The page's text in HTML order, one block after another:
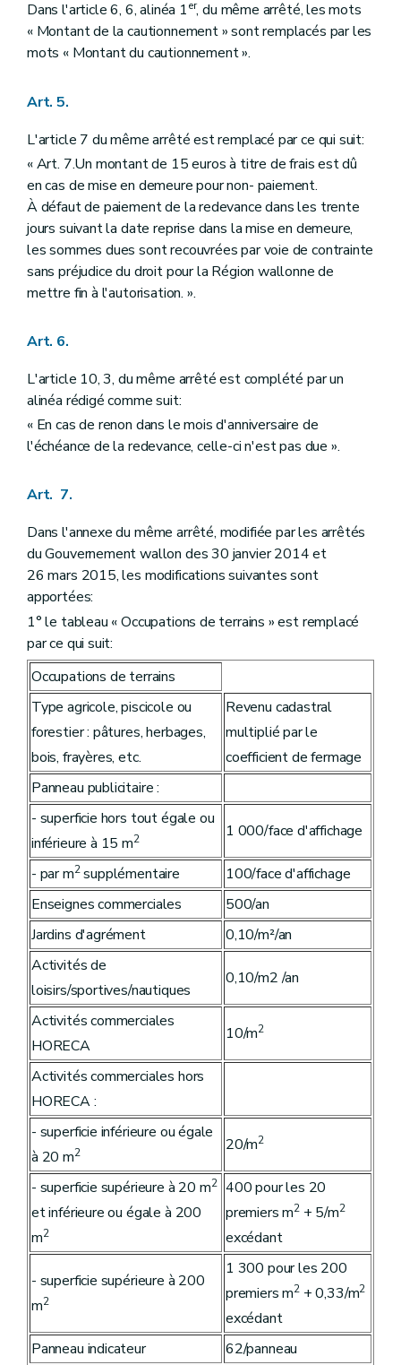
Dans l'article 6, 6, alinéa 1er, du même arrêté, les mots
« Montant de la cautionnement » sont remplacés par les
mots « Montant du cautionnement ».
Art. 5.
L'article 7 du même arrêté est remplacé par ce qui suit:
« Art. 7.Un montant de 15 euros à titre de frais est dû
en cas de mise en demeure pour non- paiement.
À défaut de paiement de la redevance dans les trente
jours suivant la date reprise dans la mise en demeure,
les sommes dues sont recouvrées par voie de contrainte
sans préjudice du droit pour la Région wallonne de
mettre fin à l'autorisation. ».
Art. 6.
L'article 10, 3, du même arrêté est complété par un
alinéa rédigé comme suit:
« En cas de renon dans le mois d'anniversaire de
l'échéance de la redevance, celle-ci n'est pas due ».
Art. 7.
Dans l'annexe du même arrêté, modifiée par les arrêtés
du Gouvernement wallon des 30 janvier 2014 et
26 mars 2015, les modifications suivantes sont
apportées:
1° le tableau « Occupations de terrains » est remplacé
par ce qui suit:
Occupations de terrains
Type agricole, piscicole ou
forestier : pâtures, herbages,
bois, frayères, etc.
Revenu cadastral
multiplié par le
coefficient de fermage
Panneau publicitaire :
- superficie hors tout égale ou
inférieure à 15 m2 1 000/face d'affichage
- par m2supplémentaire
100/face d'affichage
Enseignes commerciales
500/an
Jardins d'agrément
0,10/m²/an
Activités de
loisirs/sportives/nautiques
0,10/m2/an
Activités commerciales
HORECA
10/m2
Activités commerciales hors
HORECA :
- superficie inférieure ou égale
à 20 m2 20/m2
- superficie supérieure à 20 m2
et inférieure ou égale à 200
m2
400 pour les 20
premiers m2 + 5/m2
excédant
- superficie supérieure à 200
m2
1 300 pour les 200
premiers m2 + 0,33/m2
excédant
Panneau indicateur
62/panneau